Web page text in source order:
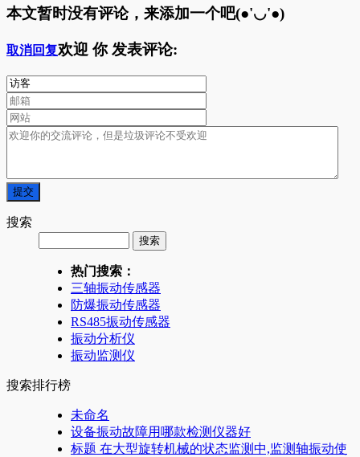
本文暂时没有评论，来添加一个吧(●'◡'●)
取消回复欢迎 你发表评论:
搜索
热门搜索：
三轴振动传感器
防爆振动传感器
RS485振动传感器
振动分析仪
振动监测仪
搜索排行榜
未命名
设备振动故障用哪款检测仪器好
标题 在大型旋转机械的状态监测中,监测轴振动使